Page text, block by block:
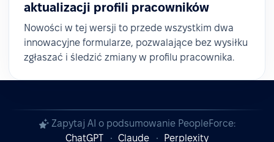
aktualizacji profili pracowników
Nowości w tej wersji to przede wszystkim dwa
innowacyjne formularze, pozwalające bez wysiłku
zgłaszać i śledzić zmiany w profilu pracownika.
Zapytaj AI o podsumowanie PeopleForce:
ChatGPT
Claude Perplexity